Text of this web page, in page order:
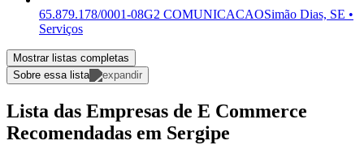
65.879.178/0001-08G2 COMUNICACAOSimão Dias, SE •
Serviços
Mostrar listas completas
Sobre essa lista
Lista das Empresas de E Commerce
Recomendadas em Sergipe